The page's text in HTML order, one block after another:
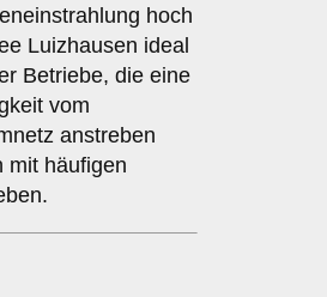
hoch
Luizhausen ideal
Betriebe, die eine
vom
anstreben
mit häufigen